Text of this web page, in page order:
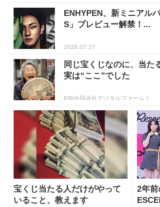
ENHYPEN、新ミニアル
S」プレビュー解禁！...
2026.07.27
同じ宝くじなのに、当た
実は“ここ”でした
PR(合同会社デジタルファーム )
宝くじ当たる人だけがやって
いること、教えます
2年前